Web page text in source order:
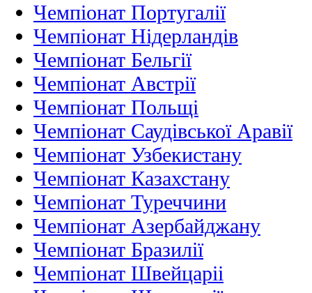
Чемпіонат Португалії
Чемпіонат Нідерландiв
Чемпіонат Бельгії
Чемпіонат Австрії
Чемпіонат Польщі
Чемпіонат Саудівської Аравії
Чемпіонат Узбекистану
Чемпіонат Казахстану
Чемпіонат Туреччини
Чемпіонат Азербайджану
Чемпіонат Бразилії
Чемпіонат Швейцаріі